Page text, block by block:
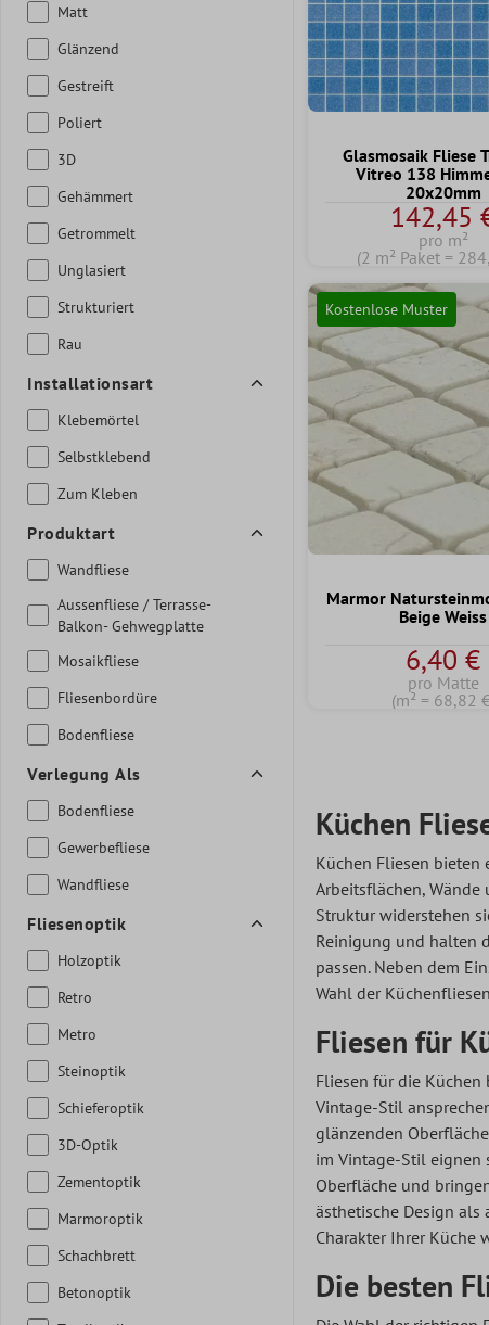
Matt
Glänzend
Gestreift
Poliert
3D
Gehämmert
Getrommelt
Unglasiert
Strukturiert
Rau
Installationsart
Klebemörtel
Selbstklebend
Zum Kleben
Produktart
Wandfliese
Aussenfliese / Terrasse-
Balkon- Gehwegplatte
Mosaikfliese
Fliesenbordüre
Bodenfliese
Verlegung Als
Bodenfliese
Gewerbefliese
Wandfliese
Fliesenoptik
Holzoptik
Retro
Metro
Steinoptik
Schieferoptik
3D-Optik
Zementoptik
Marmoroptik
Schachbrett
Betonoptik
Glasmosaik Fliese
Vitreo 138
20x20mm
142,45
pro m²
(2 m² Paket =
Kostenlose Muster
Marmor
Beige Weiss
6,40 €
pro Matte
(m² = 68,82
Küchen
Küchen Fliesen bieten
Arbeitsflächen,
Struktur widerstehen
Reinigung und halten
passen. Neben dem
Wahl der
Fliesen für
Fliesen für die
Vintage-Stil
glänzenden
im Vintage-Stil eignen
Oberfläche und
ästhetische Design
Charakter Ihrer Küche
Die besten